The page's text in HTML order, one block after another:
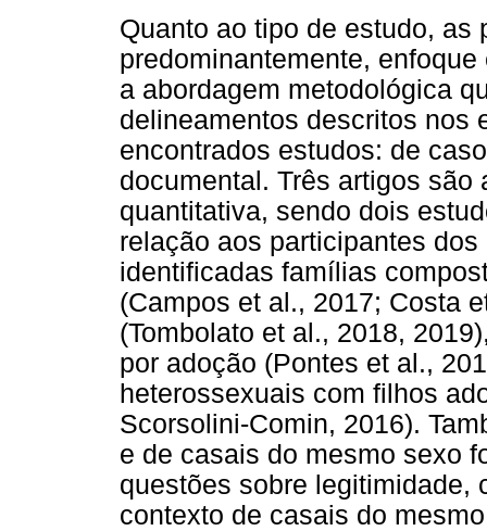
Quanto ao tipo de estudo, as
predominantemente,
a abordagem metodológica
delineamentos descritos nos
encontrados estudos: de
documental. Três artigos são
quantitativa, sendo dois
relação aos participantes
identificadas famílias
(Campos et al., 2017; Costa
(Tombolato et al., 2018,
por adoção (Pontes et al.,
heterossexuais com filhos
Scorsolini-Comin, 2016).
e de casais do mesmo sexo
questões sobre legitimidade,
contexto de casais do